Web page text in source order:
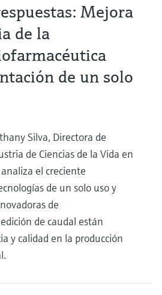
Mejora
de la
de un solo
Silva, Directora de
de Ciencias de la Vida en
el creciente
de un solo uso y
de
de caudal están
y calidad en la producción